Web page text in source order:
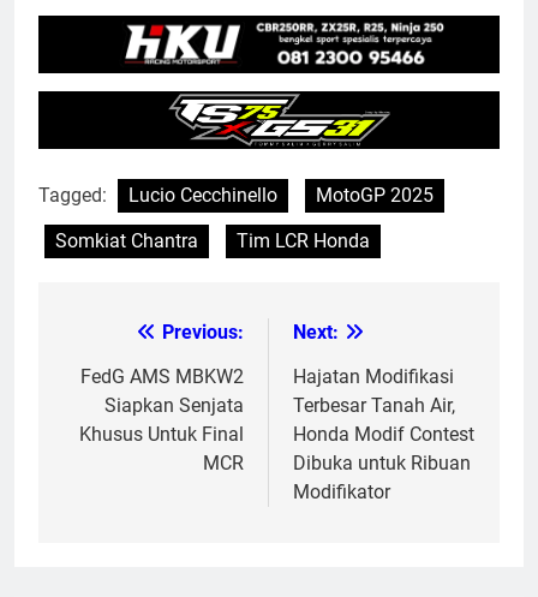
Tagged: Lucio Cecchinello
MotoGP 2025
Somkiat Chantra
Tim LCR Honda
navigation
Previous:
FedG AMS MBKW2
Siapkan Senjata
Khusus Untuk Final
MCR
Next:
Hajatan Modifikasi
Terbesar Tanah Air,
Honda Modif Contest
Dibuka untuk Ribuan
Modifikator